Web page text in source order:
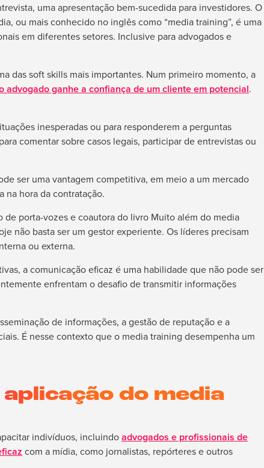
uma apresentação bem-sucedida para investidores. O
ou mais conhecido no inglês como “media training”, é uma
em diferentes setores. Inclusive para advogados e
das soft skills mais importantes. Num primeiro momento, a
advogado ganhe a confiança de um cliente em potencial.
inesperadas ou para responderem a perguntas
comentar sobre casos legais, participar de entrevistas ou
ser uma vantagem competitiva, em meio a um mercado
hora da contratação.
porta-vozes e coautora do livro Muito além do media
não basta ser um gestor experiente. Os líderes precisam
ou externa.
a comunicação eficaz é uma habilidade que não pode ser
enfrentam o desafio de transmitir informações
de informações, a gestão de reputação e a
É nesse contexto que o media training desempenha um
do media
indivíduos, incluindoadvogados e profissionais de
com a mídia, como jornalistas, repórteres e outros